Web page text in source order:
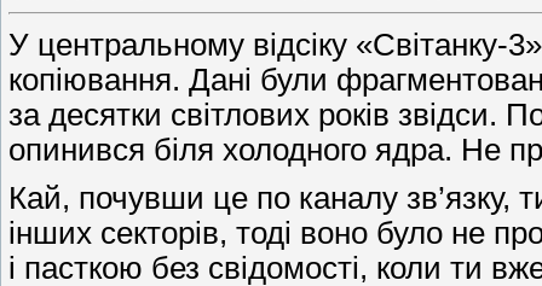
У центральному відсіку
копіювання. Дані були
за десятки світлових років звідси.
опинився біля холодного ядра. Не
Кай, почувши це по каналу зв’язку,
інших секторів, тоді воно було не
і пасткою без свідомості, коли ти